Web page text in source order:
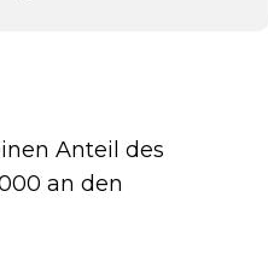
Anteil des
an den